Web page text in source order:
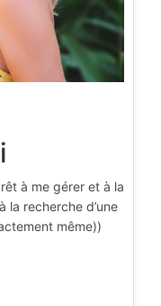
à me gérer et à la
la recherche d’une
même))